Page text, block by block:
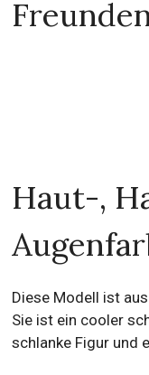
Haut-,
Diese Modell ist
Sie ist ein cooler
schlanke Figur und